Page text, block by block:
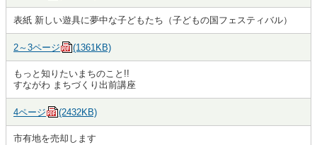
表紙 新しい遊具に夢中な子どもたち（子どもの国フェスティバル）
2～3ページ (1361KB)
もっと知りたいまちのこと!!
すながわ まちづくり出前講座
4ページ (2432KB)
市有地を売却します